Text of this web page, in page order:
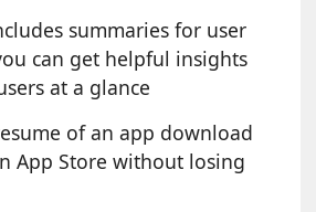
summaries for user
can get helpful insights
at a glance
of an app download
App Store without losing